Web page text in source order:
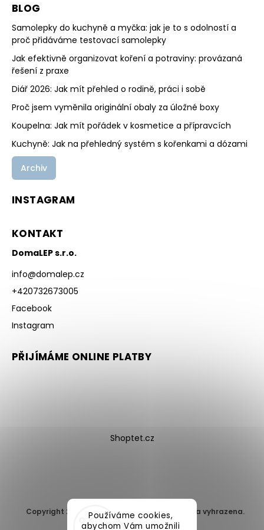
Používáme cookies,
abychom Vám umožnili
BLOG
Samolepky do kuchyně a myčka: jak je to s odolností a
proč přidáváme testovací samolepky
Jak efektivně organizovat koření a potraviny: provázaná
řešení z praxe
Diář 2026: Jak mít přehled o rodině, práci i sobě
Proč jsem vyměnila originální obaly za úložné boxy
Koupelna: Jak mít pořádek v kosmetice a přípravcích
Kuchyně: Jak na přehledný systém s kořenkami a dózami
Archiv
INSTAGRAM
KONTAKT
DomaLEP s.r.o.
info@domalep.cz
+420732673005
Facebook
Instagram
PŘIJÍMÁME ONLINE PLATBY
Shoptet.cz
Copyright 2026 DomaLEP s.r.o. . Všechna práva vyhrazena.
Upravit nastavení cookies